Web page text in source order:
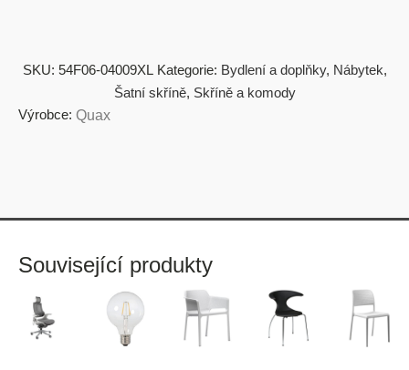
SKU: 54F06-04009XL Kategorie: Bydlení a doplňky, Nábytek,
Šatní skříně, Skříně a komody
Výrobce: Quax
Související produkty